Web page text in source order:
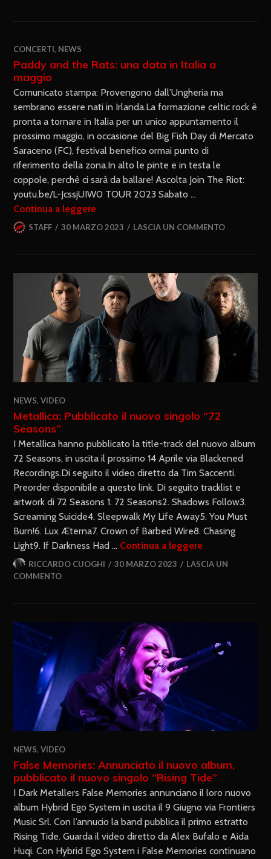
CONCERTI, NEWS
Paddy and the Rats: una data in Italia a
maggio
Comunicato stampa: Provengono dall’Ungheria ma
sembrano essere nati in Irlanda.La formazione celtic rock è
pronta a tornare in Italia per un unico appuntamento il
prossimo maggio, in occasione del Big Fish Day di Mercato
Saraceno (FC), festival benefico ormai punto di
riferimento della zona.In alto le pinte e in testa le
coppole, perchè ci sarà da ballare! Ascolta Join The Riot:
youtu.be/L-JcssjUIW0 TOUR 2023 Sabato …
Continua a leggere
STAFF 30 MARZO 2023 LASCIA UN COMMENTO
NEWS,VIDEO
Metallica: Pubblicato il nuovo singolo “72
Seasons”
I Metallica hanno pubblicato la title-track del nuovo album
72 Seasons, in uscita il prossimo 14 Aprile via Blackened
Recordings.Di seguito il video diretto da Tim Saccenti.
Preorder disponibile a questo link. Di seguito tracklist e
artwork di 72 Seasons 1. 72 Seasons2. Shadows Follow3.
Screaming Suicide4. Sleepwalk My Life Away5. You Must
Burn!6. Lux Æterna7. Crown of Barbed Wire8. Chasing
Light9. If Darkness Had … Continua a leggere
RICCARDO CUOGHI 30 MARZO 2023
LASCIA UN
COMMENTO
NEWS,VIDEO
False Memories: Annunciato il nuovo album,
pubblicato il nuovo singolo “Rising Tide”
I Dark Metallers False Memories annunciano il loro nuovo
album Hybrid Ego System in uscita il 9 Giugno via Frontiers
Music Srl. Con l’annucio la band pubblica il primo estratto
Rising Tide. Guarda il video diretto da Alex Bufalo e Aida
Huqi. Con Hybrid Ego System i False Memories continuano